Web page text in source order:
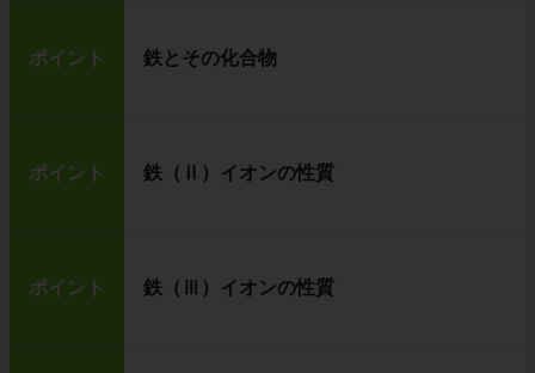
ポイント 鉄とその化合物
ポイント 鉄（Ⅱ）イオンの性質
ポイント 鉄（Ⅲ）イオンの性質